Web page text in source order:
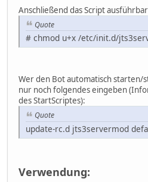
$cmd java
;;
start)
cd "$dir"
sudo -u "$user"
cd "$dir"
sudo -u "$user"
;;
restart)
cd "$dir"
sudo -u "$user"
cd "$dir"
sudo -u "$user"
Anschließend das Script
Quote
# chmod u+x /etc/init.d/
Wer den Bot automatisch starten/
nur noch folgendes eingeben
des StartScriptes):
Quote
update-rc.d jts3servermod
Verwendung: